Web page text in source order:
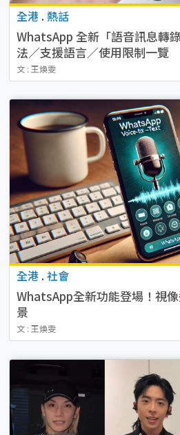
全港 . 熱話
WhatsApp 全新「語音訊息轉
法／支援語言／使用限制一覽
文 : 王煥雯
全港 . 社會
WhatsApp全新功能登場！視
景
文 : 王煥雯